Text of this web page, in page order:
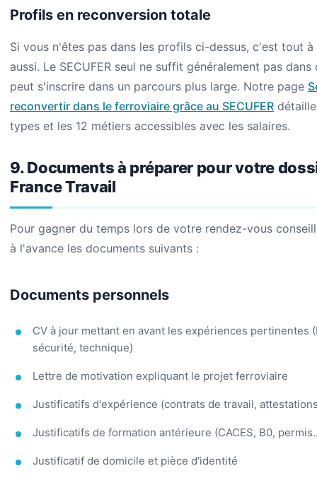
Profils en reconversion totale
Si vous n'êtes pas dans les profils ci-dessus, c'est tout
aussi. Le SECUFER seul ne suffit généralement pas dans
peut s'inscrire dans un parcours plus large. Notre page
reconvertir dans le ferroviaire grâce au SECUFER
types et les 12 métiers accessibles avec les salaires.
9. Documents à préparer pour votre
France Travail
Pour gagner du temps lors de votre rendez-vous
à l'avance les documents suivants :
Documents personnels
CV à jour mettant en avant les expériences pertinentes
sécurité, technique)
Lettre de motivation expliquant le projet ferroviaire
Justificatifs d'expérience (contrats de travail,
Justificatifs de formation antérieure (CACES, B0,
Justificatif de domicile et pièce d'identité